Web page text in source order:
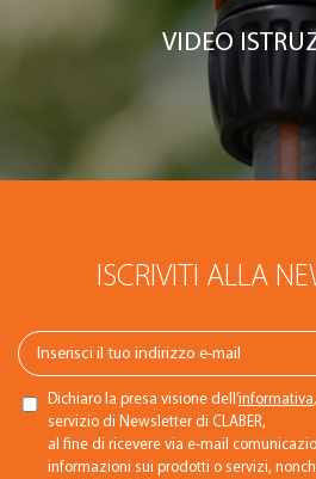
VIDEO
ISCRIVITI ALLA
Dichiaro la presa visione dell’informativa
servizio di Newsletter di CLABER,
al fine di ricevere via e-mail
informazioni sui prodotti o servizi,